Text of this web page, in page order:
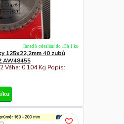
125x22,2mm 40 zubů
AW48455
Váha: 0.104 Kg Popis:
Ihned k odeslání do 15h 1 ks